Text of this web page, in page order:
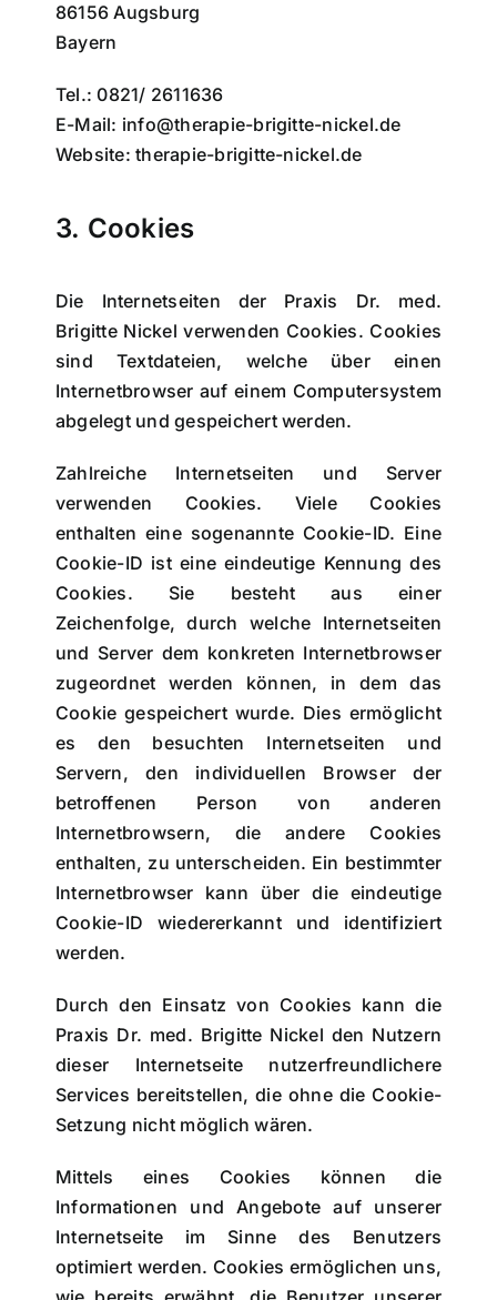
86156 Augsburg
Bayern
Tel.: 0821/ 2611636
E-Mail: info@therapie-brigitte-nickel.de
Website: therapie-brigitte-nickel.de
3. Cookies
Die Internetseiten der Praxis Dr. med.
Brigitte Nickel verwenden Cookies. Cookies
sind Textdateien, welche über einen
Internetbrowser auf einem Computersystem
abgelegt und gespeichert werden.
Zahlreiche Internetseiten und Server
verwenden Cookies. Viele Cookies
enthalten eine sogenannte Cookie-ID. Eine
Cookie-ID ist eine eindeutige Kennung des
Cookies. Sie besteht aus einer
Zeichenfolge, durch welche Internetseiten
und Server dem konkreten Internetbrowser
zugeordnet werden können, in dem das
Cookie gespeichert wurde. Dies ermöglicht
es den besuchten Internetseiten und
Servern, den individuellen Browser der
betroffenen Person von anderen
Internetbrowsern, die andere Cookies
enthalten, zu unterscheiden. Ein bestimmter
Internetbrowser kann über die eindeutige
Cookie-ID wiedererkannt und identifiziert
werden.
Durch den Einsatz von Cookies kann die
Praxis Dr. med. Brigitte Nickel den Nutzern
dieser Internetseite nutzerfreundlichere
Services bereitstellen, die ohne die Cookie-
Setzung nicht möglich wären.
Mittels eines Cookies können die
Informationen und Angebote auf unserer
Internetseite im Sinne des Benutzers
optimiert werden. Cookies ermöglichen uns,